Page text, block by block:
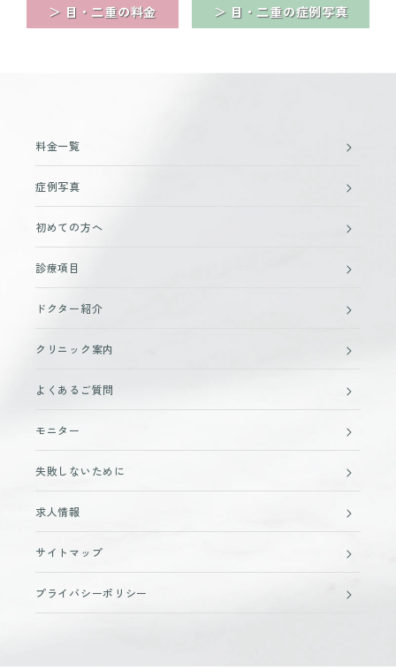
＞ 目・二重の料金 ＞ 目・二重の症例写真
料金一覧
症例写真
初めての方へ
診療項目
ドクター紹介
クリニック案内
よくあるご質問
モニター
失敗しないために
求人情報
サイトマップ
プライバシーポリシー